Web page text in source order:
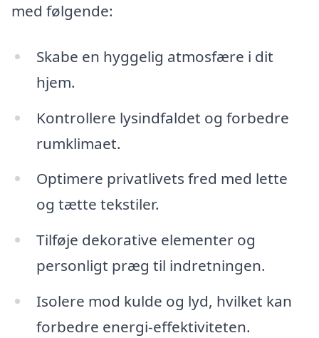
med følgende:
Skabe en hyggelig atmosfære i dit
hjem.
Kontrollere lysindfaldet og forbedre
rumklimaet.
Optimere privatlivets fred med lette
og tætte tekstiler.
Tilføje dekorative elementer og
personligt præg til indretningen.
Isolere mod kulde og lyd, hvilket kan
forbedre energi-effektiviteten.